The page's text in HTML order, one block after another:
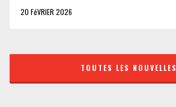
20 FéVRIER 2026
TOUTES LES NOUVELLES